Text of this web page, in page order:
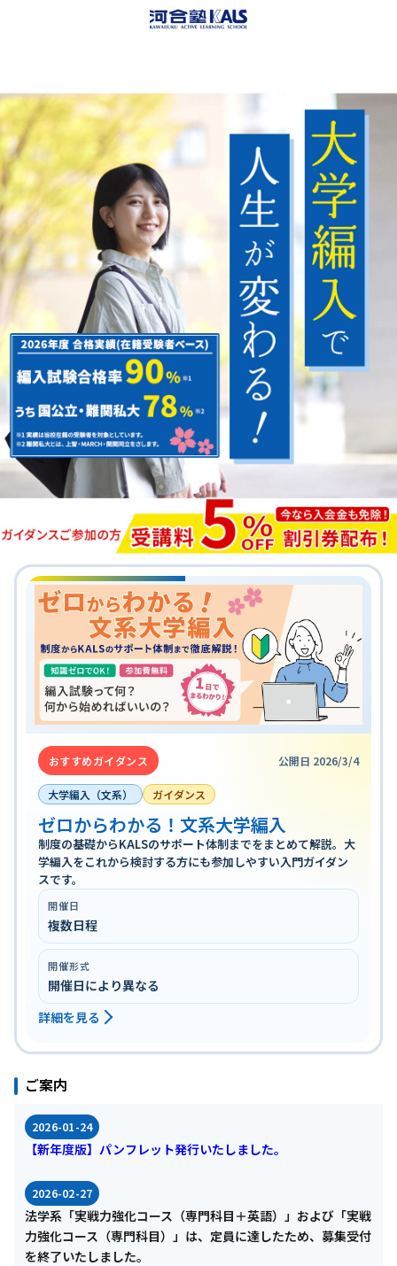
おすすめガイダンス 公開日 2026/3/4
大学編入（文系） ガイダンス
ゼロからわかる！文系大学編入
制度の基礎からKALSのサポート体制までをまとめて解説。大
学編入をこれから検討する方にも参加しやすい入門ガイダン
スです。
開催日
複数日程
開催形式
開催日により異なる
詳細を見る
ご案内
2026-01-24
【新年度版】パンフレット発行いたしました。
2026-02-27
法学系「実戦力強化コース（専門科目＋英語）」および「実戦
力強化コース（専門科目）」は、定員に達したため、募集受付
を終了いたしました。